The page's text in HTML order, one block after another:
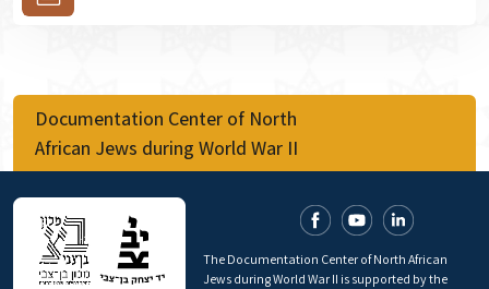
Documentation Center of North
African Jews during World War II
The Documentation Center of North African
Jews during World War II is supported by the